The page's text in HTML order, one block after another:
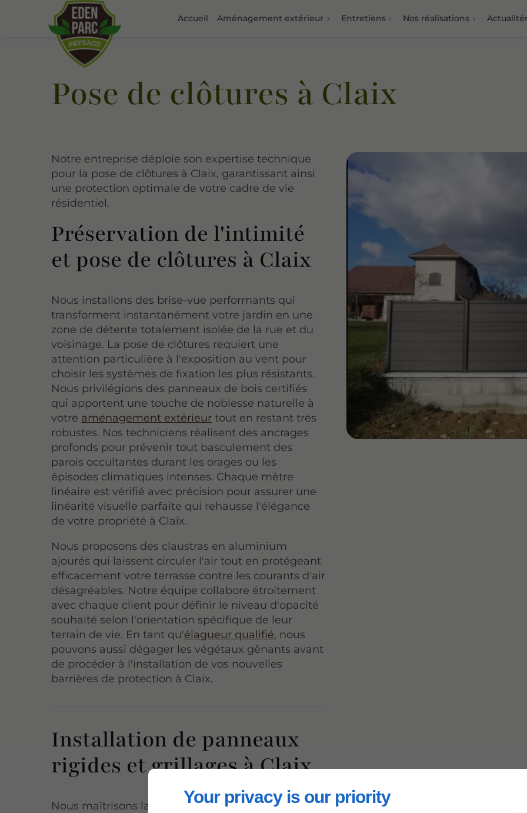
Your privacy is our priority
Accueil Aménagement extérieur Entretiens Nos réalisations
Pose de clôtures à Claix
Notre entreprise déploie son expertise technique
pour la pose de clôtures à Claix, garantissant ainsi
une protection optimale de votre cadre de vie
résidentiel.
Préservation de l'intimité
et pose de clôtures à Claix
Nous installons des brise-vue performants qui
transforment instantanément votre jardin en une
zone de détente totalement isolée de la rue et du
voisinage. La pose de clôtures requiert une
attention particulière à l'exposition au vent pour
choisir les systèmes de fixation les plus résistants.
Nous privilégions des panneaux de bois certifiés
qui apportent une touche de noblesse naturelle à
votre aménagement extérieur tout en restant très
robustes. Nos techniciens réalisent des ancrages
profonds pour prévenir tout basculement des
parois occultantes durant les orages ou les
épisodes climatiques intenses. Chaque mètre
linéaire est vérifié avec précision pour assurer une
linéarité visuelle parfaite qui rehausse l'élégance
de votre propriété à Claix.
Nous proposons des claustras en aluminium
ajourés qui laissent circuler l'air tout en protégeant
efficacement votre terrasse contre les courants d'air
désagréables. Notre équipe collabore étroitement
avec chaque client pour définir le niveau d'opacité
souhaité selon l'orientation spécifique de leur
terrain de vie. En tant qu'élagueur qualifié, nous
pouvons aussi dégager les végétaux gênants avant
de procéder à l'installation de vos nouvelles
barrières de protection à Claix.
Installation de panneaux
rigides et grillages à Claix
Nous maîtrisons la mise en place de grillages